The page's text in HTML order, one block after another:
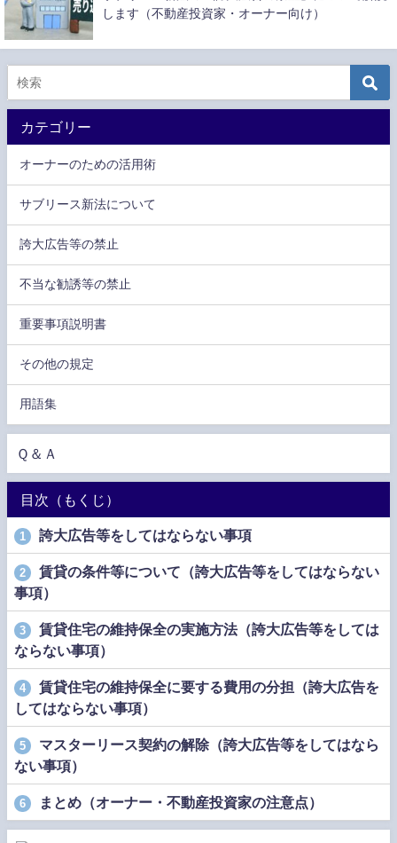
します（不動産投資家・オーナー向け）
カテゴリー
オーナーのための活用術
サブリース新法について
誇大広告等の禁止
不当な勧誘等の禁止
重要事項説明書
その他の規定
用語集
Ｑ＆Ａ
目次（もくじ）
1 誇大広告等をしてはならない事項
2
賃貸の条件等について（誇大広告等をしてはならない
事項）
3
賃貸住宅の維持保全の実施方法（誇大広告等をしては
ならない事項）
4
賃貸住宅の維持保全に要する費用の分担（誇大広告を
してはならない事項）
5
マスターリース契約の解除（誇大広告等をしてはなら
ない事項）
6 まとめ（オーナー・不動産投資家の注意点）